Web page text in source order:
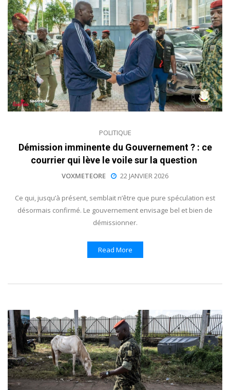
POLITIQUE
Démission imminente du Gouvernement ? : ce
courrier qui lève le voile sur la question
VOXMETEORE 22 JANVIER 2026
Ce qui, jusqu’à présent, semblait n’être que pure spéculation est
désormais confirmé. Le gouvernement envisage bel et bien de
démissionner.
Read More